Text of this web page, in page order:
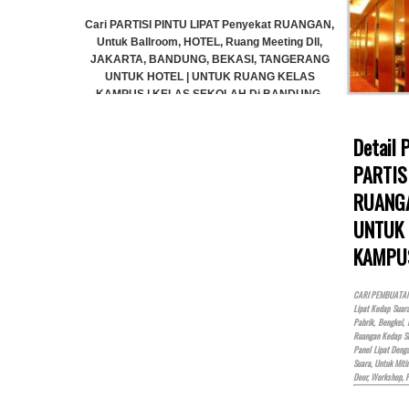
Detail
CARI
Lipat Kedap
Pabrik, Bengkel,
Ruangan Kedap
Panel Lipat
Suara, Untuk
Door, Workshop,
Cari PARTISI PINTU LIPAT Penyekat RUANGAN,
Untuk Ballroom, HOTEL, Ruang Meeting Dll,
JAKARTA, BANDUNG, BEKASI, TANGERANG
UNTUK HOTEL | UNTUK RUANG KELAS
KAMPUS | KELAS SEKOLAH Di BANDUNG,
Cari
Untuk
JAKARTA,
UNTUK